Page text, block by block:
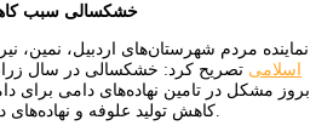
خشکسالی سبب
نماینده مردم شهرستان‌های اردبیل، نمین،
اسلامی تصریح کرد: خشکسالی در سال
بروز مشکل در تامین نهاده‌های دامی برای